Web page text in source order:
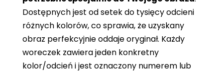
Dostępnych jest od setek do tysięcy odcieni
różnych kolorów, co sprawia, że ​​uzyskany
obraz perfekcyjnie oddaje oryginał. Każdy
woreczek zawiera jeden konkretny
kolor/odcień i jest oznaczony numerem lub